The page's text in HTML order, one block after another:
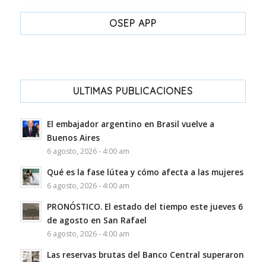
OSEP APP
ULTIMAS PUBLICACIONES
El embajador argentino en Brasil vuelve a
Buenos Aires
6 agosto, 2026 - 4:00 am
Qué es la fase lútea y cómo afecta a las mujeres
6 agosto, 2026 - 4:00 am
PRONÓSTICO. El estado del tiempo este jueves 6
de agosto en San Rafael
6 agosto, 2026 - 4:00 am
Las reservas brutas del Banco Central superaron